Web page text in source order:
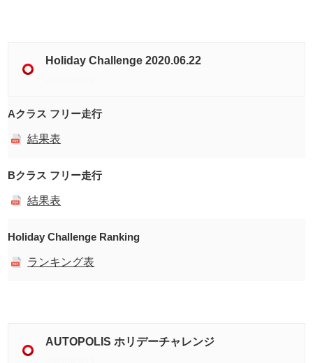
Holiday Challenge 2020.06.22
Aクラス フリー走行
結果表
Bクラス フリー走行
結果表
Holiday Challenge Ranking
ランキング表
AUTOPOLIS ホリデーチャレンジ